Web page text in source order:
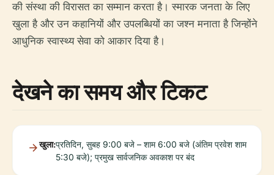
की संस्था की विरासत का सम्मान करता है। स्मारक जनता के लिए
खुला है और उन कहानियों और उपलब्धियों का जश्न मनाता है जिन्होंने
आधुनिक स्वास्थ्य सेवा को आकार दिया है।
देखने का समय और टिकट
खुला:प्रतिदिन, सुबह 9:00 बजे – शाम 6:00 बजे (अंतिम प्रवेश शाम
5:30 बजे); प्रमुख सार्वजनिक अवकाश पर बंद